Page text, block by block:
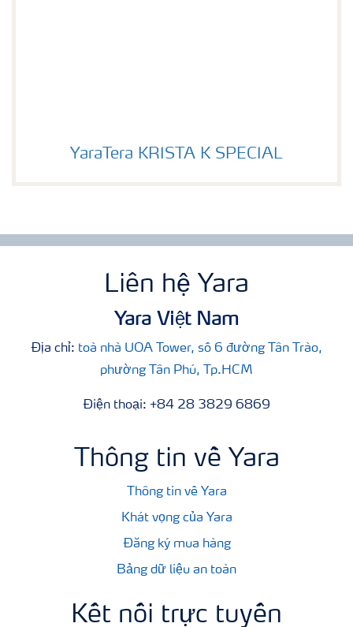
Image of YaraTera KRISTA K SPECIAL
YaraTera KRISTA K SPECIAL
Liên hệ Yara
Yara Việt Nam
Địa chỉ: toà nhà UOA Tower, số 6 đường Tân Trào,
phường Tân Phú, Tp.HCM
Điện thoại: +84 28 3829 6869
Thông tin về Yara
Thông tin về Yara
Khát vọng của Yara
Đăng ký mua hàng
Bảng dữ liệu an toàn
Kết nối trực tuyến